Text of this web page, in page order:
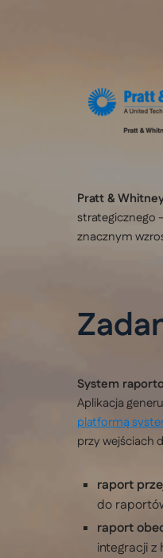
Pratt &
strategicznego
znacznym
System
Aplikacja
platformą
przy wejściach
raport
do
raport
integracji